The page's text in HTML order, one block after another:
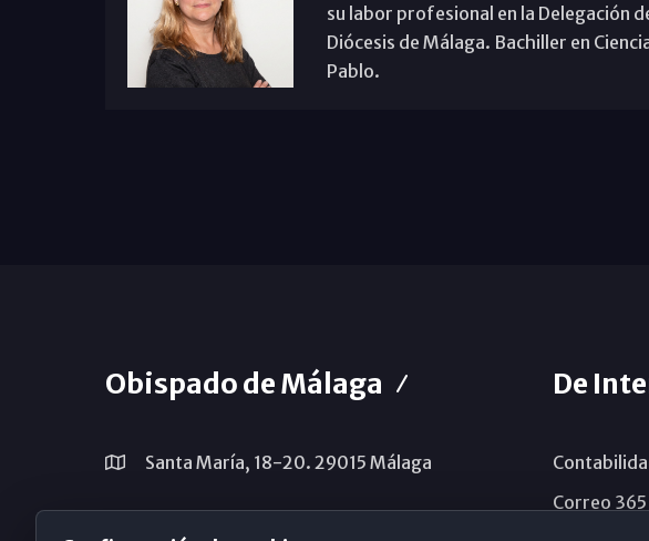
su labor profesional en la Delegación
Diócesis de Málaga. Bachiller en
Pablo.
Obispado de Málaga
Santa María, 18-20. 29015 Málaga
(+34) 952 224 386
De
Correo 365